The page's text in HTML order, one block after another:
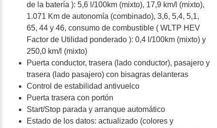
de la batería ): 5,6 l/100km (mixto), 17,9 km/l (mixto),
1.071 Km de autonomía (combinado), 3,6, 5,4, 5,1,
65, 44 y 46, consumo de combustible ( WLTP HEV
Factor de Utilidad ponderado ): 0,4 l/100km (mixto) y
250,0 km/l (mixto)
Puerta conductor, trasera (lado conductor), pasajero y
trasera (lado pasajero) con bisagras delanteras
Control de estabilidad antivuelco
Puerta trasera con portón
Start/Stop parada y arranque automático
Estado de los datos: actualizado (colores y